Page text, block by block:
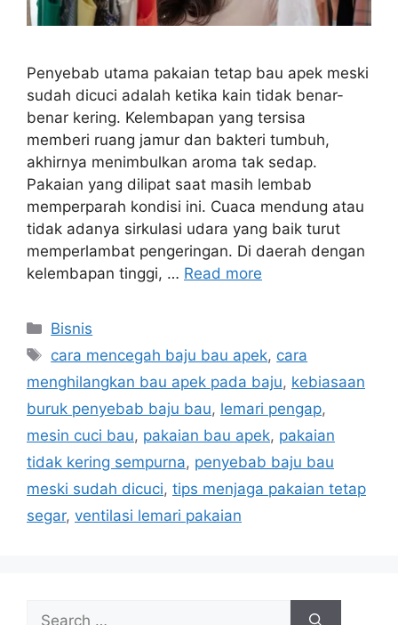
Penyebab utama pakaian tetap bau apek meski
sudah dicuci adalah ketika kain tidak benar-
benar kering. Kelembapan yang tersisa
memberi ruang jamur dan bakteri tumbuh,
akhirnya menimbulkan aroma tak sedap.
Pakaian yang dilipat saat masih lembab
memperparah kondisi ini. Cuaca mendung atau
tidak adanya sirkulasi udara yang baik turut
memperlambat pengeringan. Di daerah dengan
kelembapan tinggi, … Read more
Categories
Bisnis
Tags
cara mencegah baju bau apek, cara
menghilangkan bau apek pada baju, kebiasaan
buruk penyebab baju bau, lemari pengap,
mesin cuci bau, pakaian bau apek, pakaian
tidak kering sempurna, penyebab baju bau
meski sudah dicuci, tips menjaga pakaian tetap
segar, ventilasi lemari pakaian